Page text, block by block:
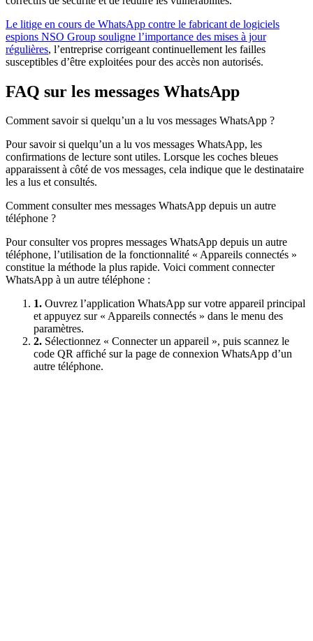
Le litige en cours de WhatsApp contre le fabricant de logiciels
espions NSO Group souligne l’importance des mises à jour
régulières, l’entreprise corrigeant continuellement les failles
susceptibles d’être exploitées pour des accès non autorisés.
FAQ sur les messages WhatsApp
Comment savoir si quelqu’un a lu vos messages WhatsApp ?
Pour savoir si quelqu’un a lu vos messages WhatsApp, les
confirmations de lecture sont utiles. Lorsque les coches bleues
apparaissent à côté de vos messages, cela indique que le destinataire
les a lus et consultés.
Comment consulter mes messages WhatsApp depuis un autre
téléphone ?
Pour consulter vos propres messages WhatsApp depuis un autre
téléphone, l’utilisation de la fonctionnalité « Appareils connectés »
constitue la méthode la plus rapide. Voici comment connecter
WhatsApp à un autre téléphone :
1. Ouvrez l’application WhatsApp sur votre appareil principal
et appuyez sur « Appareils connectés » dans le menu des
paramètres.
2. Sélectionnez « Connecter un appareil », puis scannez le
code QR affiché sur la page de connexion WhatsApp d’un
autre téléphone.